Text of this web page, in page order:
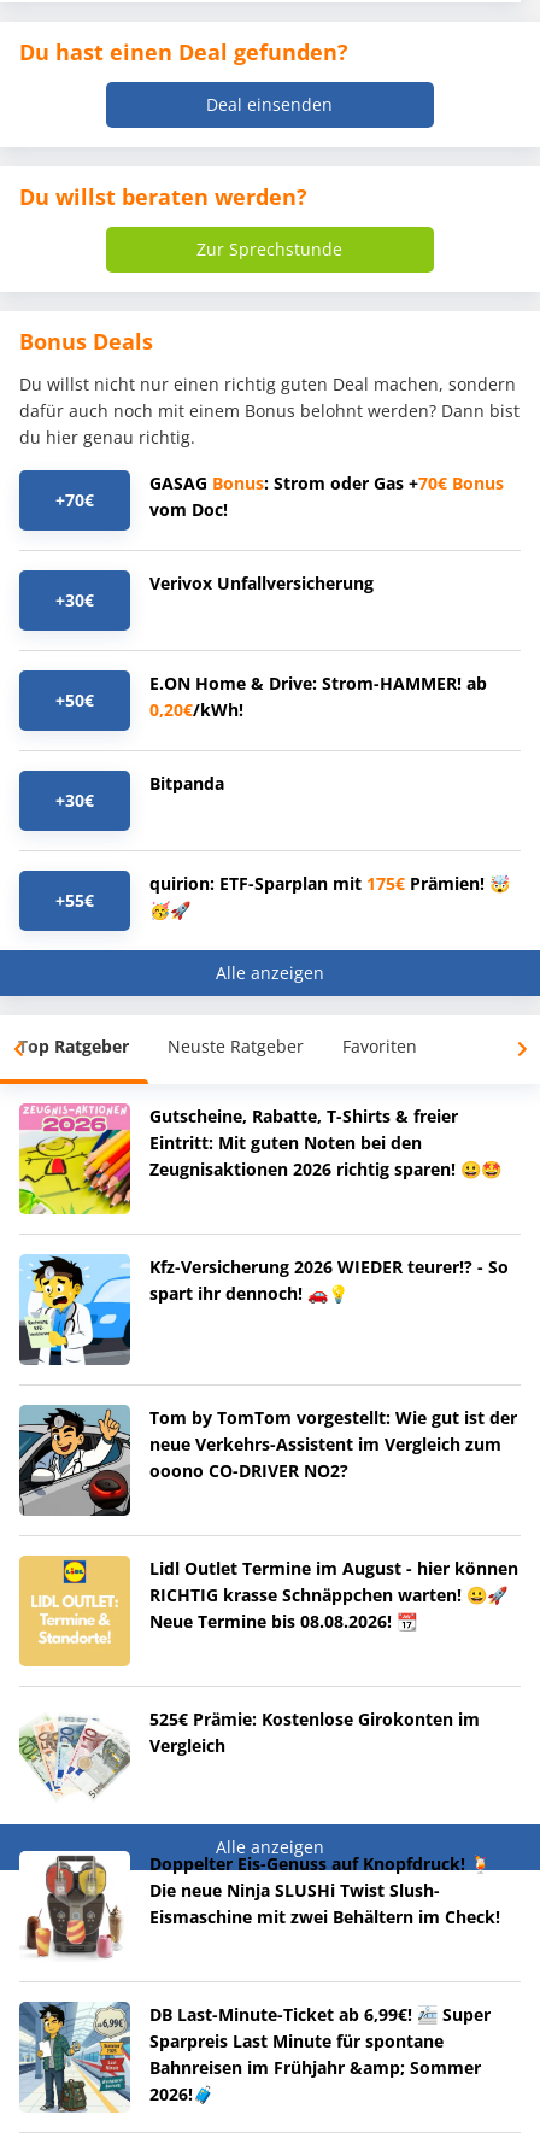
Du hast einen Deal gefunden?
Deal einsenden
Du willst beraten werden?
Zur Sprechstunde
Bonus Deals
Du willst nicht nur einen richtig guten Deal machen, sondern
dafür auch noch mit einem Bonus belohnt werden? Dann bist
du hier genau richtig.
+70€
GASAG Bonus: Strom oder Gas +70€ Bonus
vom Doc!
+30€
Verivox Unfallversicherung
+50€
E.ON Home & Drive: Strom-HAMMER! ab
0,20€/kWh!
+30€
Bitpanda
+55€
quirion: ETF-Sparplan mit 175€ Prämien! 🤯
🥳🚀
Alle anzeigen
Top Ratgeber Neuste Ratgeber Favoriten
Gutscheine, Rabatte, T-Shirts & freier
Eintritt: Mit guten Noten bei den
Zeugnisaktionen 2026 richtig sparen! 😀🤩
Kfz-Versicherung 2026 WIEDER teurer!? - So
spart ihr dennoch! 🚗💡
Tom by TomTom vorgestellt: Wie gut ist der
neue Verkehrs-Assistent im Vergleich zum
ooono CO-DRIVER NO2?
Lidl Outlet Termine im August - hier können
RICHTIG krasse Schnäppchen warten! 😀🚀
Neue Termine bis 08.08.2026! 📆
525€ Prämie: Kostenlose Girokonten im
Vergleich
Alle anzeigen
Doppelter Eis-Genuss auf Knopfdruck! 🍹
Die neue Ninja SLUSHi Twist Slush-
Eismaschine mit zwei Behältern im Check!
DB Last-Minute-Ticket ab 6,99€! 🚈 Super
Sparpreis Last Minute für spontane
Bahnreisen im Frühjahr &amp; Sommer
2026!🧳